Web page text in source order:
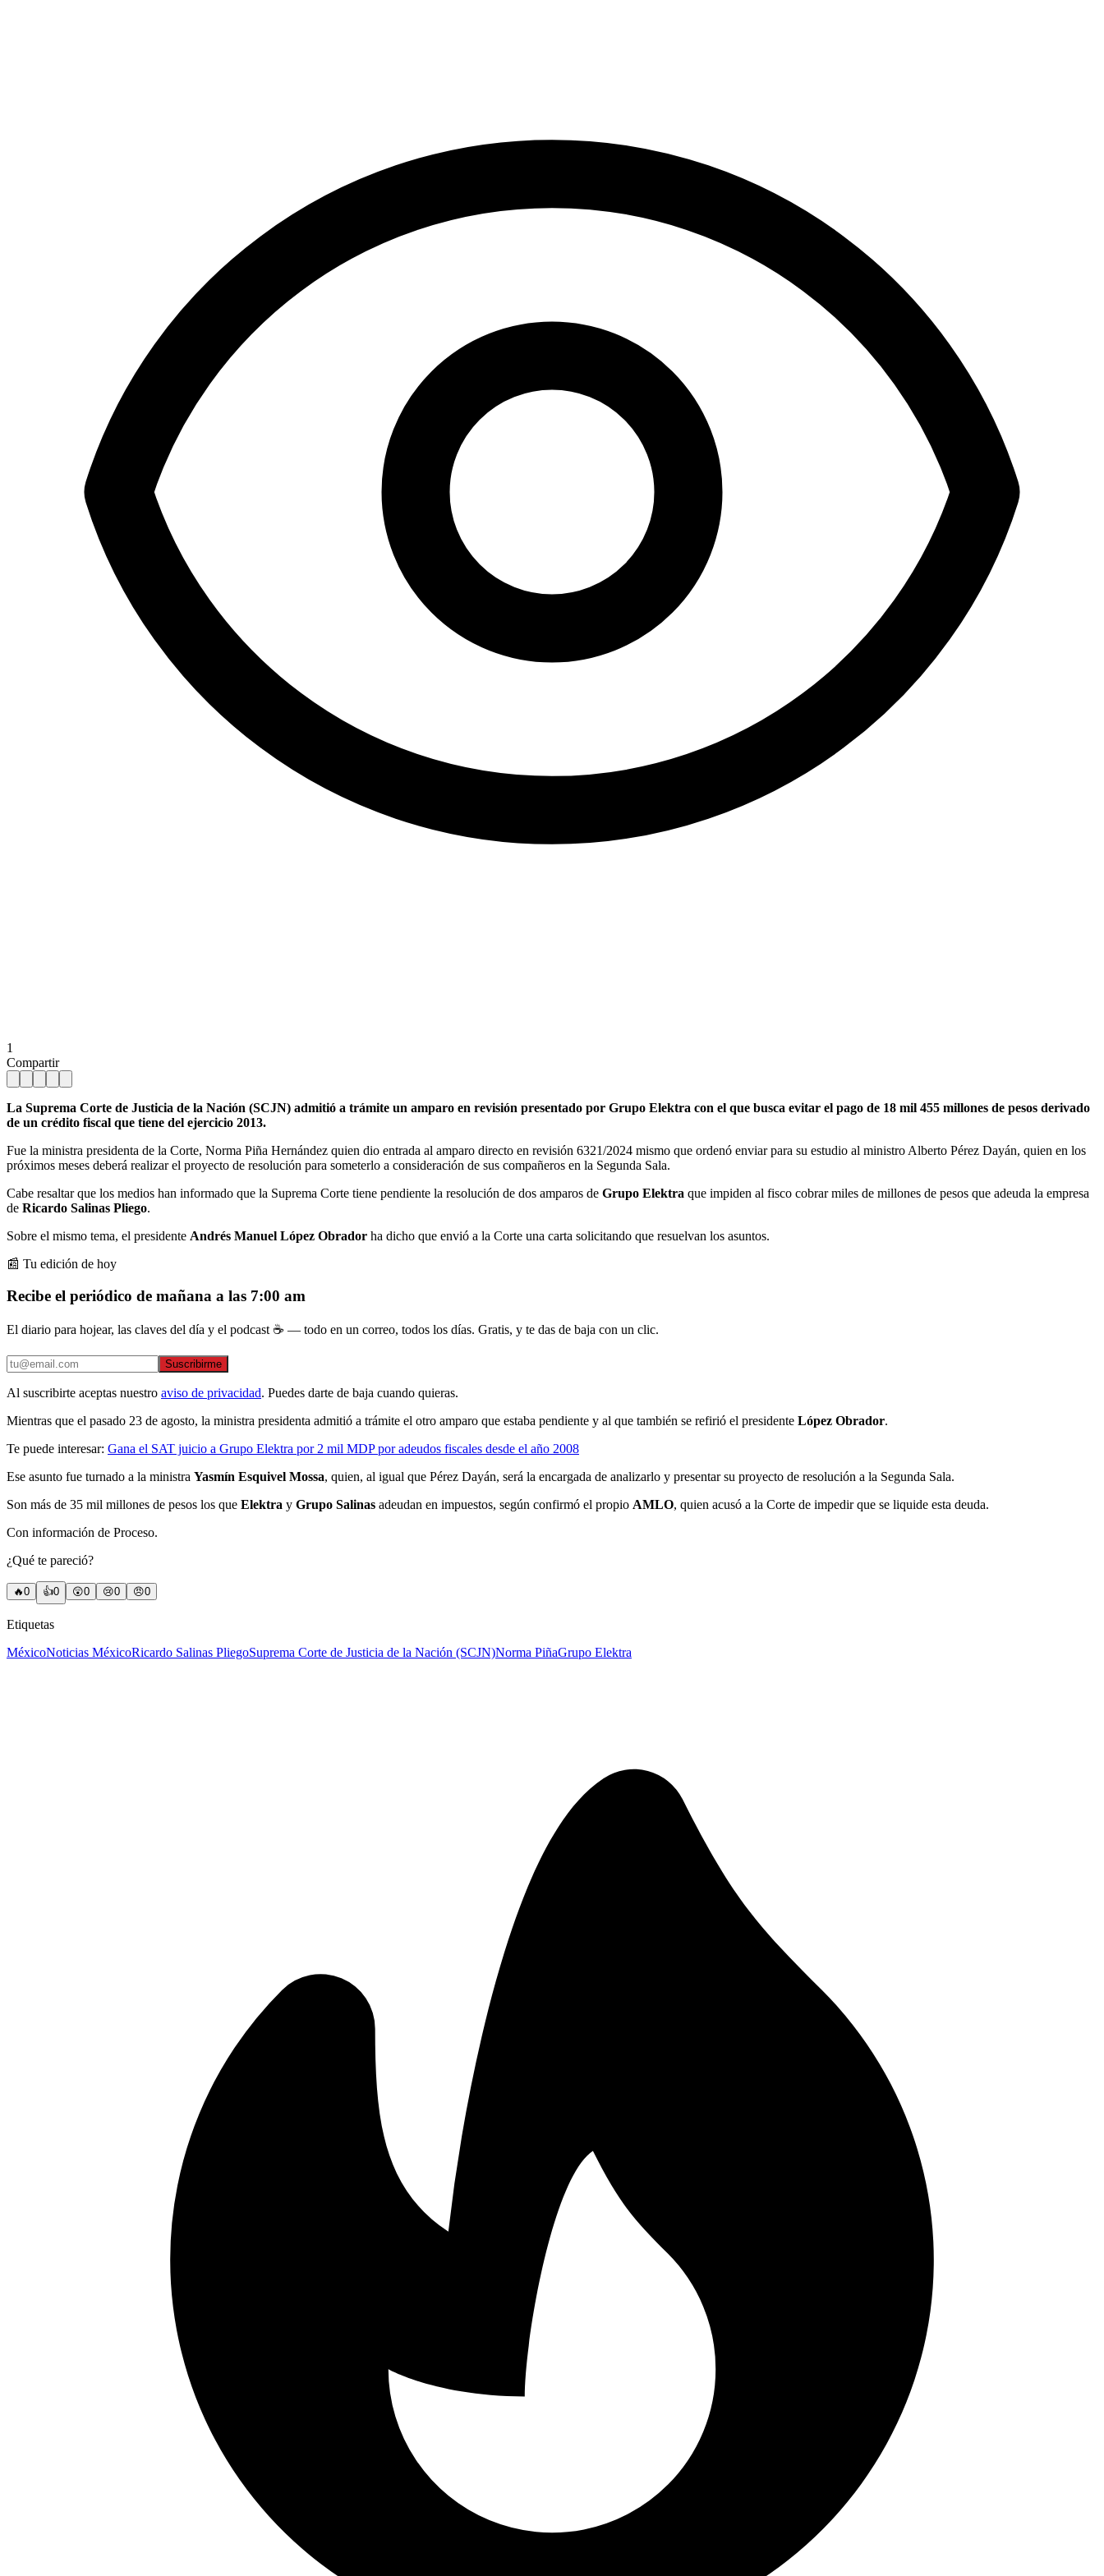
1
Compartir
La Suprema Corte de Justicia de la Nación (SCJN) admitió a trámite un amparo en revisión presentado por Grupo Elektra con el que busca evitar el pago de 18 mil 455 millones de pesos derivado
de un crédito fiscal que tiene del ejercicio 2013.
Fue la ministra presidenta de la Corte, Norma Piña Hernández quien dio entrada al amparo directo en revisión 6321/2024 mismo que ordenó enviar para su estudio al ministro Alberto Pérez Dayán, quien en los
próximos meses deberá realizar el proyecto de resolución para someterlo a consideración de sus compañeros en la Segunda Sala.
Cabe resaltar que los medios han informado que la Suprema Corte tiene pendiente la resolución de dos amparos de Grupo Elektra que impiden al fisco cobrar miles de millones de pesos que adeuda la empresa
de Ricardo Salinas Pliego.
Sobre el mismo tema, el presidente Andrés Manuel López Obrador ha dicho que envió a la Corte una carta solicitando que resuelvan los asuntos.
📰 Tu edición de hoy
Recibe el periódico de mañana a las 7:00 am
El diario para hojear, las claves del día y el podcast ☕ — todo en un correo, todos los días. Gratis, y te das de baja con un clic.
Suscribirme
Al suscribirte aceptas nuestro aviso de privacidad. Puedes darte de baja cuando quieras.
Mientras que el pasado 23 de agosto, la ministra presidenta admitió a trámite el otro amparo que estaba pendiente y al que también se refirió el presidente López Obrador.
Te puede interesar: Gana el SAT juicio a Grupo Elektra por 2 mil MDP por adeudos fiscales desde el año 2008
Ese asunto fue turnado a la ministra Yasmín Esquivel Mossa, quien, al igual que Pérez Dayán, será la encargada de analizarlo y presentar su proyecto de resolución a la Segunda Sala.
Son más de 35 mil millones de pesos los que Elektra y Grupo Salinas adeudan en impuestos, según confirmó el propio AMLO, quien acusó a la Corte de impedir que se liquide esta deuda.
Con información de Proceso.
¿Qué te pareció?
🔥0 👍0 😲0 😢0 😠0
Etiquetas
MéxicoNoticias MéxicoRicardo Salinas PliegoSuprema Corte de Justicia de la Nación (SCJN)Norma PiñaGrupo Elektra